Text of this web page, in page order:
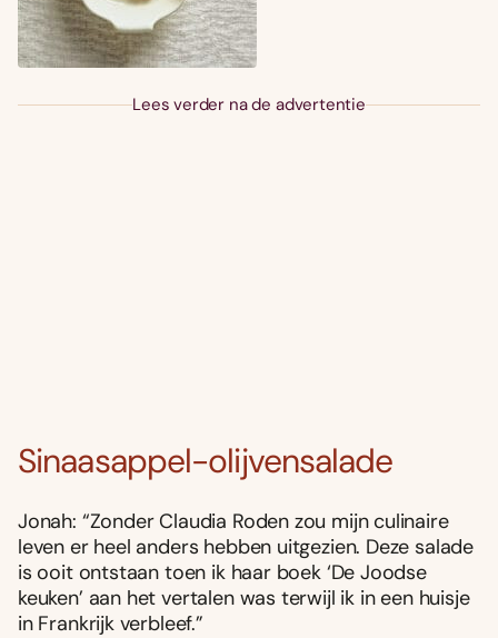
Lees verder na de advertentie
Sinaasappel-olijvensalade
Jonah: “Zonder Claudia Roden zou mijn culinaire
leven er heel anders hebben uitgezien. Deze salade
is ooit ontstaan toen ik haar boek ‘De Joodse
keuken’ aan het vertalen was terwijl ik in een huisje
in Frankrijk verbleef.”